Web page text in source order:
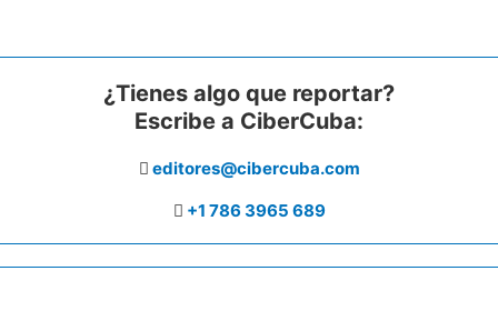
¿Tienes algo que reportar?
Escribe a CiberCuba:
editores@cibercuba.com
+1 786 3965 689